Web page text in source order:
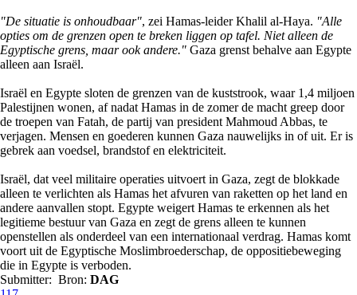
"De situatie is onhoudbaar", zei Hamas-leider Khalil al-Haya. "Alle
opties om de grenzen open te breken liggen op tafel. Niet alleen de
Egyptische grens, maar ook andere." Gaza grenst behalve aan Egypte
alleen aan Israël.
Israël en Egypte sloten de grenzen van de kuststrook, waar 1,4 miljoen
Palestijnen wonen, af nadat Hamas in de zomer de macht greep door
de troepen van Fatah, de partij van president Mahmoud Abbas, te
verjagen. Mensen en goederen kunnen Gaza nauwelijks in of uit. Er is
gebrek aan voedsel, brandstof en elektriciteit.
Israël, dat veel militaire operaties uitvoert in Gaza, zegt de blokkade
alleen te verlichten als Hamas het afvuren van raketten op het land en
andere aanvallen stopt. Egypte weigert Hamas te erkennen als het
legitieme bestuur van Gaza en zegt de grens alleen te kunnen
openstellen als onderdeel van een internationaal verdrag. Hamas komt
voort uit de Egyptische Moslimbroederschap, de oppositiebeweging
die in Egypte is verboden.
Submitter: Bron: DAG